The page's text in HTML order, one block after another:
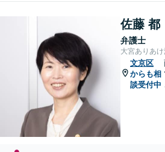
佐藤 都
弁護士
大宮ありあ
文京区
からも相
談受付中